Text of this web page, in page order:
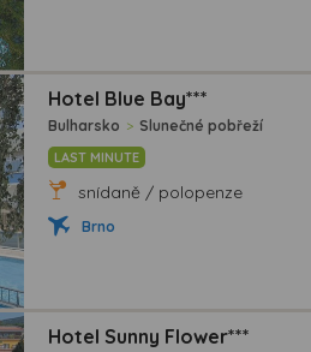
Hotel Blue Bay***
Bulharsko > Slunečné pobřeží
LAST MINUTE
snídaně / polopenze
Brno
Hotel Sunny Flower***